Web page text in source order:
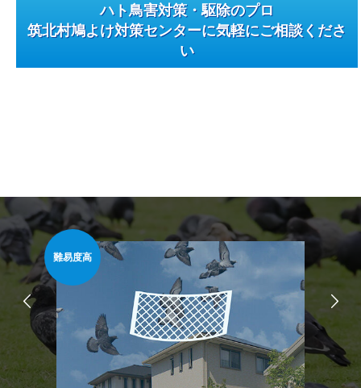
ハト鳥害対策・駆除のプロ
筑北村鳩よけ対策センターに気軽にご相談くださ
い
難易度高